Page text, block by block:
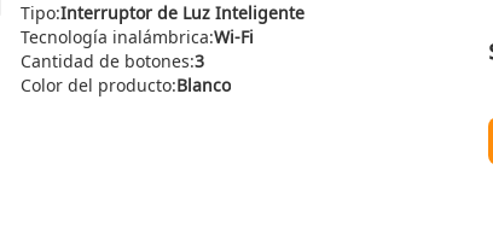
Tipo:Interruptor de Luz Inteligente
Tecnología inalámbrica:Wi-Fi
Cantidad de botones:3
Color del producto:Blanco